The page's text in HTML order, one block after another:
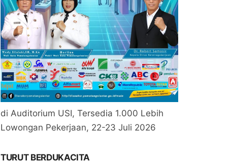
di Auditorium USI, Tersedia 1.000 Lebih
Lowongan Pekerjaan, 22-23 Juli 2026
TURUT BERDUKACITA